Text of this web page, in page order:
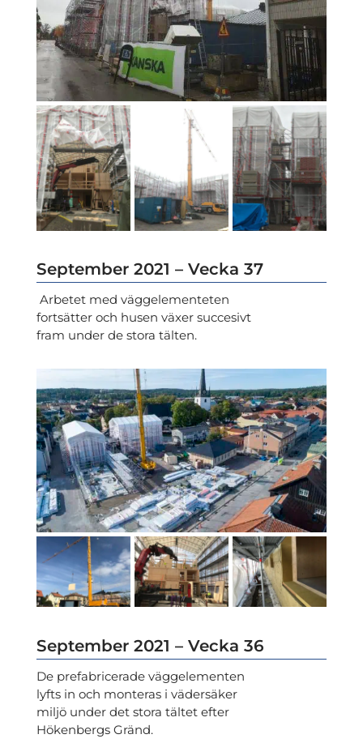
September 2021 – Vecka 37
Arbetet med väggelementeten
fortsätter och husen växer succesivt
fram under de stora tälten.
September 2021 – Vecka 36
De prefabricerade väggelementen
lyfts in och monteras i vädersäker
miljö under det stora tältet efter
Hökenbergs Gränd.